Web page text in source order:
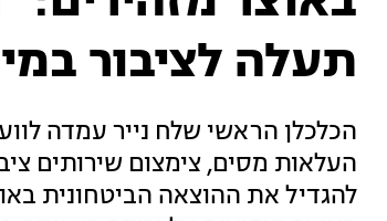
תעלה לציבור
הכלכלן הראשי שלח נייר עמדה
העלאות מסים, צימצום שירותים
להגדיל את ההוצאה הביטחונית